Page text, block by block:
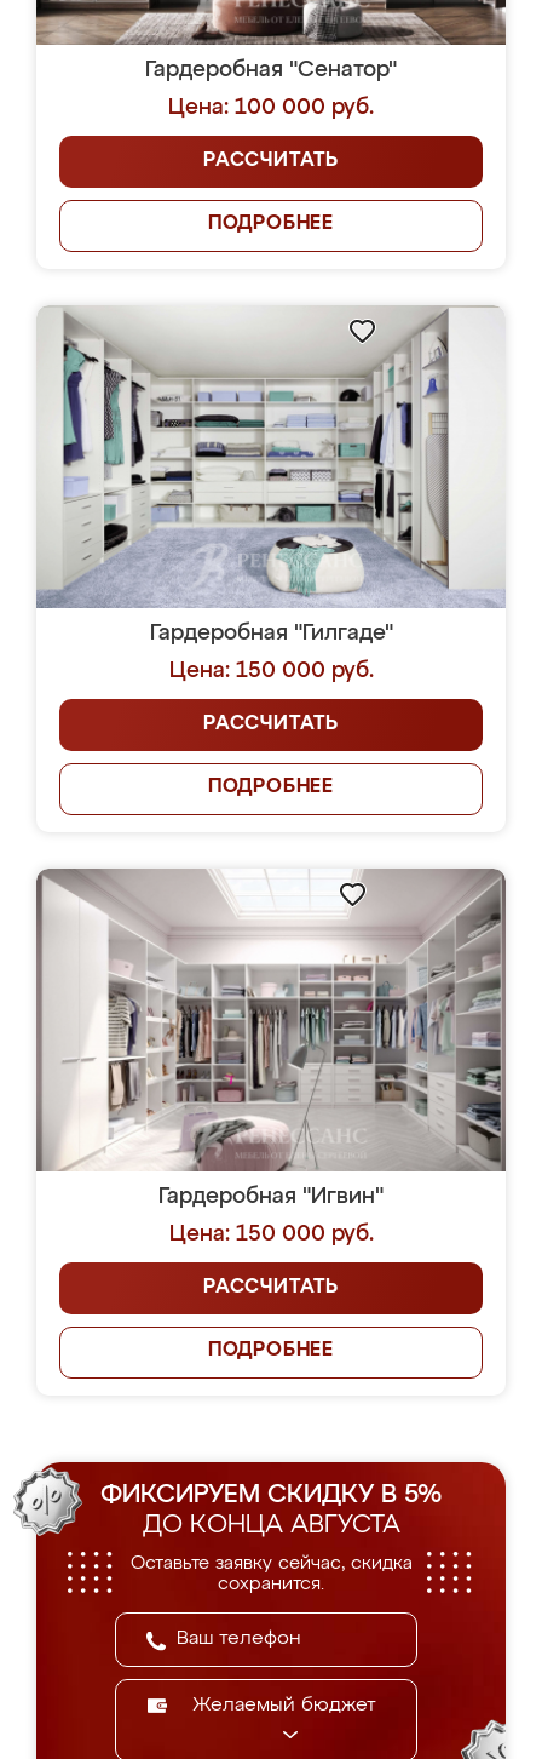
Гардеробная "Сенатор"
Цена: 100 000 руб.
РАССЧИТАТЬ
ПОДРОБНЕЕ
Гардеробная "Гилгаде"
Цена: 150 000 руб.
РАССЧИТАТЬ
ПОДРОБНЕЕ
Гардеробная "Игвин"
Цена: 150 000 руб.
РАССЧИТАТЬ
ПОДРОБНЕЕ
ФИКСИРУЕМ СКИДКУ В 5%
ДО КОНЦА АВГУСТА
Оставьте заявку сейчас, скидка
сохранится.
Желаемый бюджет